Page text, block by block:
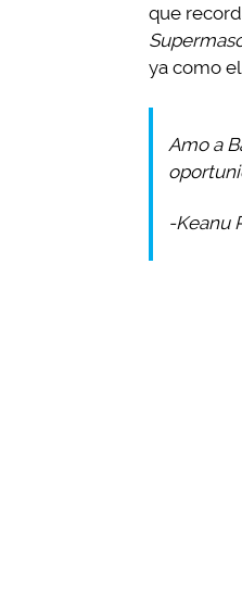
que
ya como
Amo a
-Keanu